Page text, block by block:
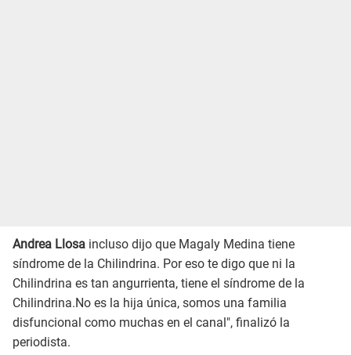
Andrea Llosa incluso dijo que Magaly Medina tiene
síndrome de la Chilindrina. Por eso te digo que ni la
Chilindrina es tan angurrienta, tiene el síndrome de la
Chilindrina.No es la hija única, somos una familia
disfuncional como muchas en el canal", finalizó la
periodista.